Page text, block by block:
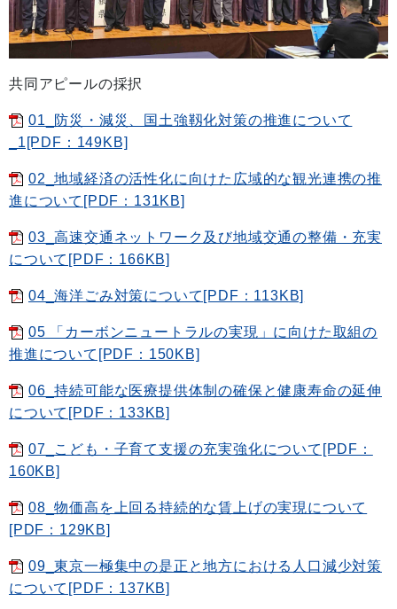
共同アピールの採択
01_防災・減災、国土強靱化対策の推進について
_1[PDF：149KB]
02_地域経済の活性化に向けた広域的な観光連携の推
進について[PDF：131KB]
03_高速交通ネットワーク及び地域交通の整備・充実
について[PDF：166KB]
04_海洋ごみ対策について[PDF：113KB]
05 「カーボンニュートラルの実現」に向けた取組の
推進について[PDF：150KB]
06_持続可能な医療提供体制の確保と健康寿命の延伸
について[PDF：133KB]
07_こども・子育て支援の充実強化について[PDF：
160KB]
08_物価高を上回る持続的な賃上げの実現について
[PDF：129KB]
09_東京一極集中の是正と地方における人口減少対策
について[PDF：137KB]